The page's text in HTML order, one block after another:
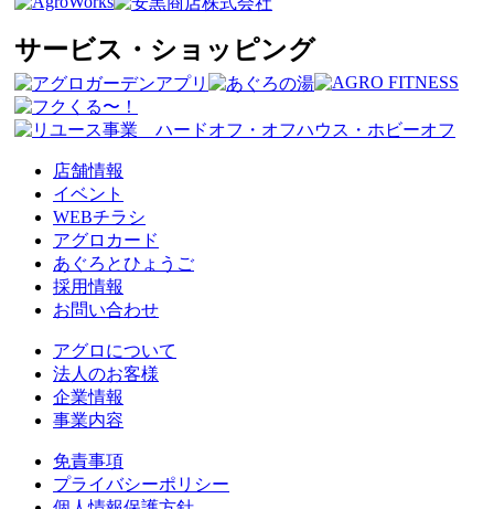
サービス・ショッピング
店舗情報
イベント
WEBチラシ
アグロカード
あぐろとひょうご
採用情報
お問い合わせ
アグロについて
法人のお客様
企業情報
事業内容
免責事項
プライバシーポリシー